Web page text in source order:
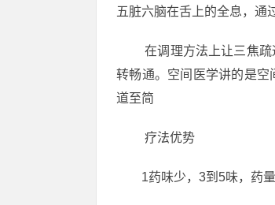
五脏六脑在舌上的全息，通
在调理方法上让三焦
转畅通。空间医学讲的是
道至简
️ 疗法优势
1药味少，3到5味，药